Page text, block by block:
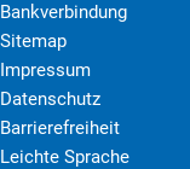
Bankverbindung
Sitemap
Impressum
Datenschutz
Barrierefreiheit
Leichte Sprache